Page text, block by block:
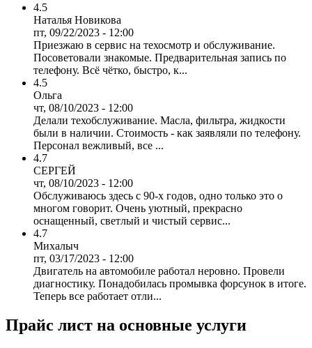
4.5
Наталья Новикова
пт, 09/22/2023 - 12:00
Приезжаю в сервис на техосмотр и обслуживание.
Посоветовали знакомые. Предварительная запись по
телефону. Всё чётко, быстро, к...
4.5
Ольга
чт, 08/10/2023 - 12:00
Делали техобслуживание. Масла, фильтра, жидкости
были в наличии. Стоимость - как заявляли по телефону.
Персонал вежливый, все ...
4.7
СЕРГЕЙ
чт, 08/10/2023 - 12:00
Обслуживаюсь здесь с 90-х годов, одно только это о
многом говорит. Очень уютный, прекрасно
оснащенный, светлый и чистый сервис...
4.7
Михалыч
пт, 03/17/2023 - 12:00
Двигатель на автомобиле работал неровно. Провели
диагностику. Понадобилась промывка форсунок в итоге.
Теперь все работает отли...
Прайс лист на основные услуги